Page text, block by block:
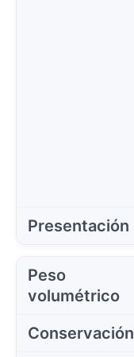
Presentación
Peso
volumétrico
Conservación